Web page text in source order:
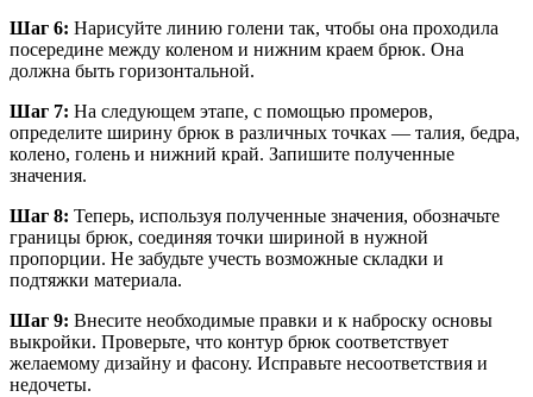
Шаг 6: Нарисуйте линию голени так, чтобы она проходила
посередине между коленом и нижним краем брюк. Она
должна быть горизонтальной.
Шаг 7: На следующем этапе, с помощью промеров,
определите ширину брюк в различных точках — талия, бедра,
колено, голень и нижний край. Запишите полученные
значения.
Шаг 8: Теперь, используя полученные значения, обозначьте
границы брюк, соединяя точки шириной в нужной
пропорции. Не забудьте учесть возможные складки и
подтяжки материала.
Шаг 9: Внесите необходимые правки и к наброску основы
выкройки. Проверьте, что контур брюк соответствует
желаемому дизайну и фасону. Исправьте несоответствия и
недочеты.